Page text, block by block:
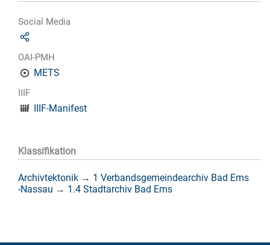
Social Media
OAI-PMH
METS
IIIF
IIIF-Manifest
Klassifikation
Archivtektonik → 1 Verbandsgemeindearchiv Bad Ems
-Nassau → 1.4 Stadtarchiv Bad Ems